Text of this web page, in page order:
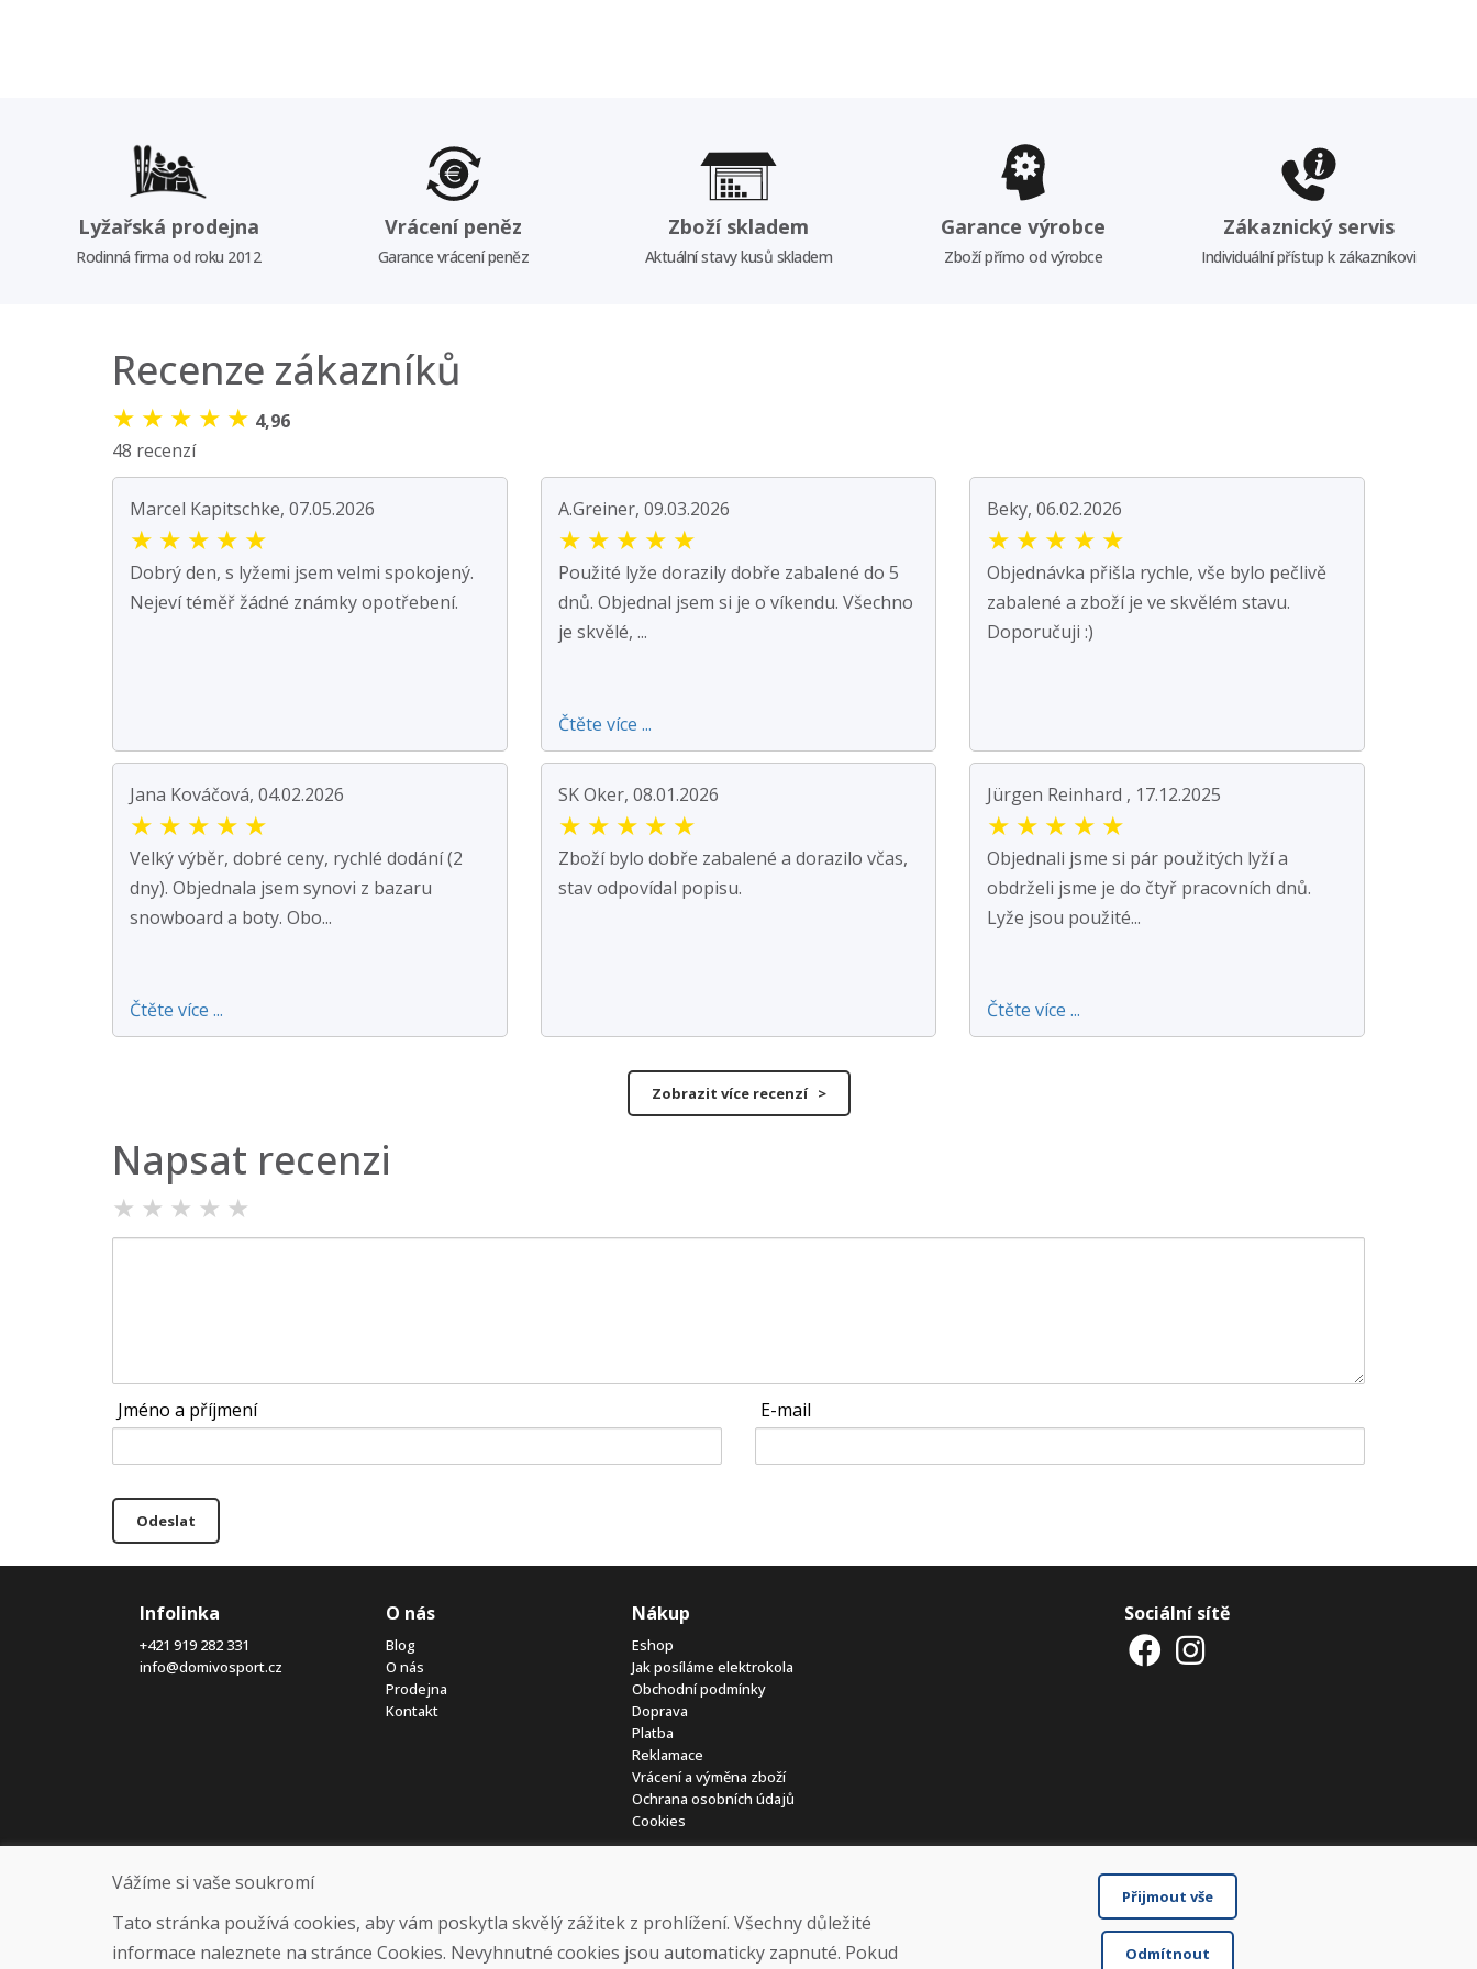
Lyžařská prodejna
Rodinná firma od roku 2012
Vrácení peněz
Garance vrácení peněz
Zboží skladem
Aktuální stavy kusů skladem
Garance výrobce
Zboží přímo od výrobce
Zákaznický servis
Individuální přístup k zákazníkovi
Recenze zákazníků
★ ★ ★ ★ ★ 4,96
48 recenzí
Marcel Kapitschke, 07.05.2026
★ ★ ★ ★ ★
Dobrý den, s lyžemi jsem velmi spokojený.
Nejeví téměř žádné známky opotřebení.
A.Greiner, 09.03.2026
★ ★ ★ ★ ★
Použité lyže dorazily dobře zabalené do 5
dnů. Objednal jsem si je o víkendu. Všechno
je skvělé, ...
Čtěte více ...
Beky, 06.02.2026
★ ★ ★ ★ ★
Objednávka přišla rychle, vše bylo pečlivě
zabalené a zboží je ve skvělém stavu.
Doporučuji :)
Jana Kováčová, 04.02.2026
★ ★ ★ ★ ★
Velký výběr, dobré ceny, rychlé dodání (2
dny). Objednala jsem synovi z bazaru
snowboard a boty. Obo...
Čtěte více ...
SK Oker, 08.01.2026
★ ★ ★ ★ ★
Zboží bylo dobře zabalené a dorazilo včas,
stav odpovídal popisu.
Jürgen Reinhard , 17.12.2025
★ ★ ★ ★ ★
Objednali jsme si pár použitých lyží a
obdrželi jsme je do čtyř pracovních dnů.
Lyže jsou použité...
Čtěte více ...
Zobrazit více recenzí >
Napsat recenzi
★ ★ ★ ★ ★
Jméno a příjmení E-mail
Odeslat
Infolinka
+421 919 282 331
info@domivosport.cz
O nás
Blog
O nás
Prodejna
Kontakt
Nákup
Eshop
Jak posíláme elektrokola
Obchodní podmínky
Doprava
Platba
Reklamace
Vrácení a výměna zboží
Ochrana osobních údajů
Cookies
Sociální sítě
Vážíme si vaše soukromí
Tato stránka používá cookies, aby vám poskytla skvělý zážitek z prohlížení. Všechny důležité
informace naleznete na stránce Cookies. Nevyhnutné cookies jsou automaticky zapnuté. Pokud
Přijmout vše
Odmítnout